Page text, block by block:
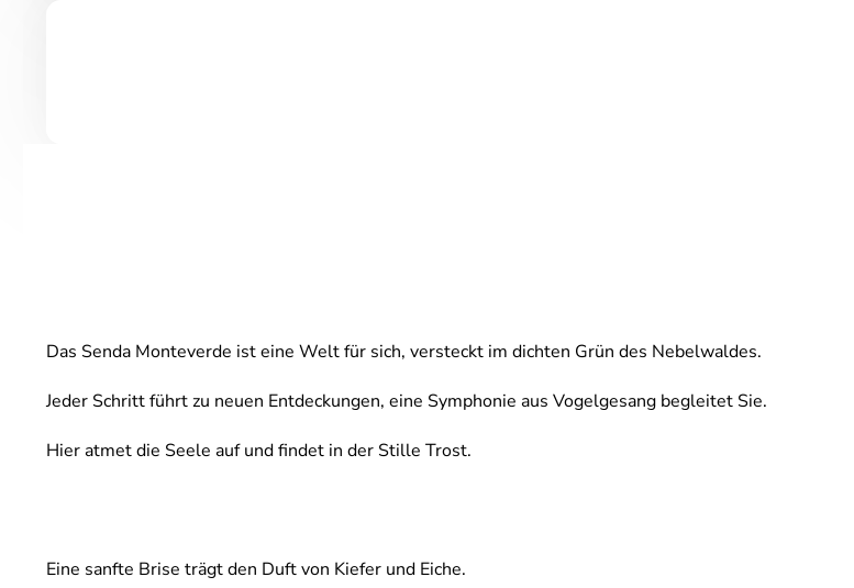
Das Senda Monteverde ist eine Welt für sich, versteckt im dichten Grün des Nebelwaldes.
Jeder Schritt führt zu neuen Entdeckungen, eine Symphonie aus Vogelgesang begleitet Sie.
Hier atmet die Seele auf und findet in der Stille Trost.
Eine sanfte Brise trägt den Duft von Kiefer und Eiche.